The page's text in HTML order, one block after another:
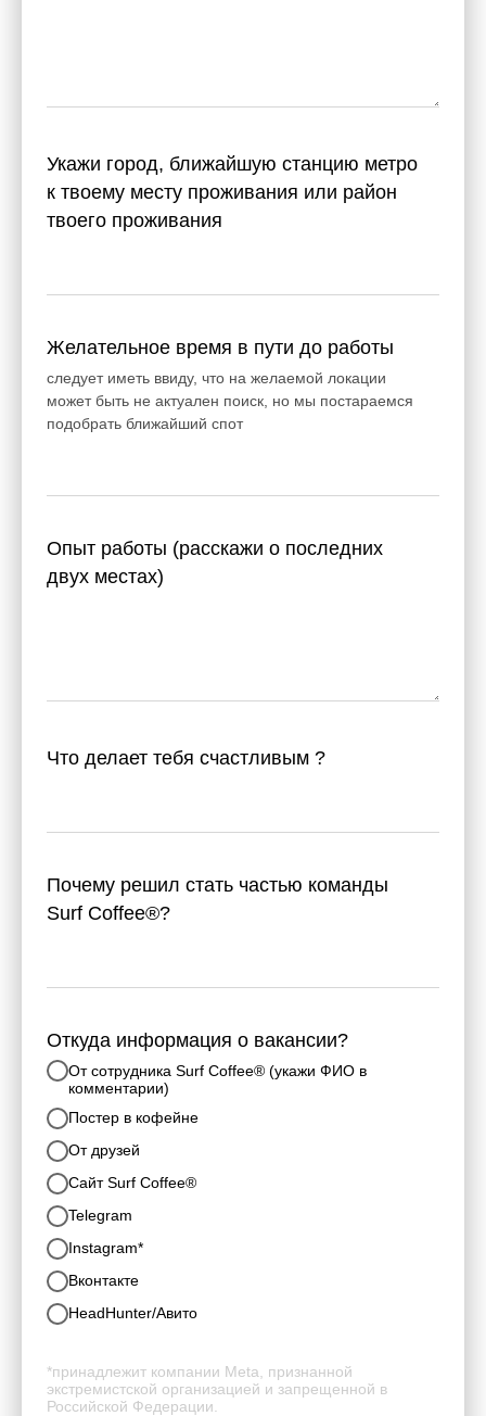
Укажи город, ближайшую станцию метро
к твоему месту проживания или район
твоего проживания
Желательное время в пути до работы
следует иметь ввиду, что на желаемой локации
может быть не актуален поиск, но мы постараемся
подобрать ближайший спот
Опыт работы (расскажи о последних
двух местах)
Что делает тебя счастливым ?
Почему решил стать частью команды
Surf Coffee®?
Откуда информация о вакансии?
От сотрудника Surf Coffee® (укажи ФИО в
комментарии)
Постер в кофейне
От друзей
Cайт Surf Coffee®
Telegram
Instagram*
Вконтакте
HeadHunter/Авито
*принадлежит компании Meta, признанной
экстремистской организацией и запрещенной в
Российской Федерации.